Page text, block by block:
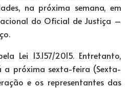
na próxima semana, em
do Oficial de Justiça –
Lei 13.157/2015. Entretanto,
a próxima sexta-feira (Sexta-
e os representantes das